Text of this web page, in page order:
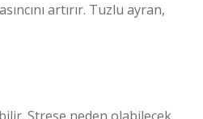
artırır. Tuzlu ayran,